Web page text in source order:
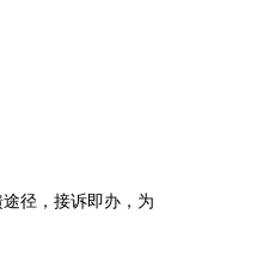
径，接诉即办，为